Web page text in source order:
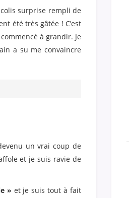
surprise rempli de
été très gâtée ! C’est
à grandir. Je
a su me convaincre
un vrai coup de
et je suis ravie de
» et je suis tout à fait